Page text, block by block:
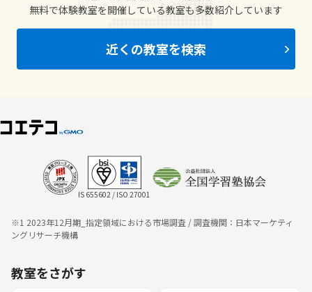
無料で体験教室を開催している教室も多数紹介しています
近くの教室を検索
IS 655602 / ISO 27001
※1 2023年12月期_指定領域における市場調査 / 調査機関：日本マーケティ
ングリサーチ機構
教室をさがす